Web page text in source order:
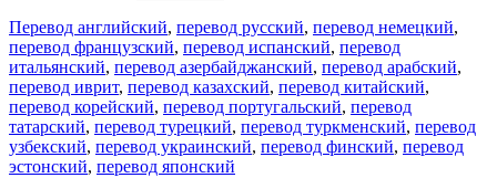
Перевод английский, перевод русский, перевод немецкий,
перевод французский, перевод испанский, перевод
итальянский, перевод азербайджанский, перевод арабский,
перевод иврит, перевод казахский, перевод китайский,
перевод корейский, перевод португальский, перевод
татарский, перевод турецкий, перевод туркменский, перевод
узбекский, перевод украинский, перевод финский, перевод
эстонский, перевод японский